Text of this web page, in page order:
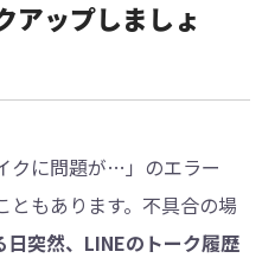
アップしましょ
クに問題が…」のエラー
ともあります。不具合の場
日突然、LINEのトーク履歴